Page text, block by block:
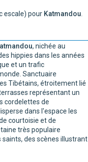
escale) pour Katmandou.
, nichée au
hippies dans les années
et un trafic
Sanctuaire
Tibétains, étroitement lié
représentant un
cordelettes de
dans l'espace les
courtoisie et de
très populaire
des scènes illustrant